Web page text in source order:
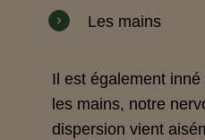
Les mains
Il est également
les mains, notre
dispersion vient